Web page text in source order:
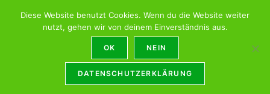
Eisgarten-Sonnenschein (Lösermühle) --- Saison --
Öffnungszeiten: März - Oktober: Mi - So: 13:00 - 18:00
Diese Website benutzt Cookies. Wenn du die Website weiter
nutzt, gehen wir von deinem Einverständnis aus.
OK NEIN
DATENSCHUTZERKLÄRUNG